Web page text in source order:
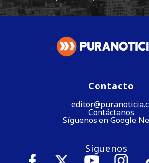
Contacto
Contáctanos
Síguenos en Google
Síguenos